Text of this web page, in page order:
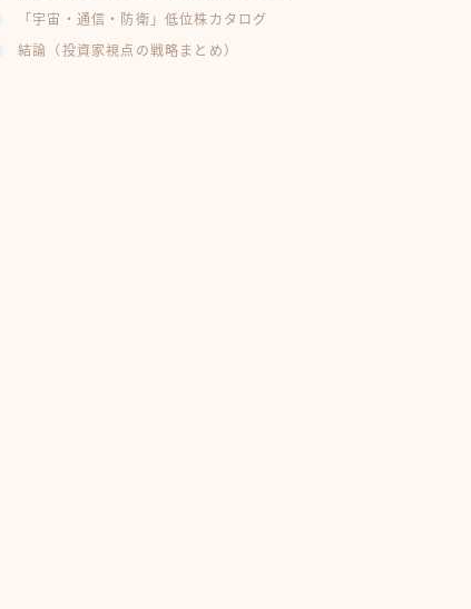
「宇宙・通信・防衛」低位株カタログ
結論（投資家視点の戦略まとめ）